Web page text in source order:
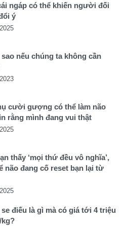
ngáp có thể khiến người đối
ý
sao nếu chúng ta không cần
cười gượng có thể làm não
rằng mình đang vui thật
thấy ‘mọi thứ đều vô nghĩa’,
não đang cố reset bạn lại từ
điếu là gì mà có giá tới 4 triệu
kg?